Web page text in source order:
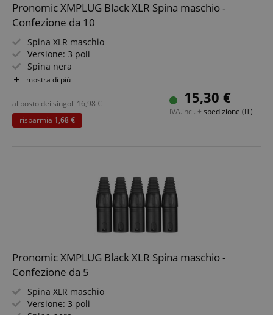
Pronomic XMPLUG Black XLR Spina maschio -
Confezione da 10
Spina XLR maschio
Versione: 3 poli
Spina nera
Alta qualità con chiusura a strappo
10 pezzi
mostra di più
15,30 €
IVA.incl. + spedizione (IT)
al posto dei singoli 16,98 €
risparmia 1,68 €
Pronomic XMPLUG Black XLR Spina maschio -
Confezione da 5
Spina XLR maschio
Versione: 3 poli